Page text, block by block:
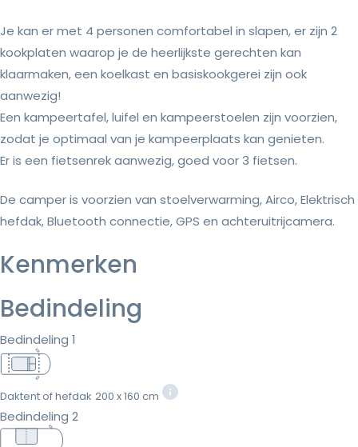
Je kan er met 4 personen comfortabel in slapen, er zijn 2
kookplaten waarop je de heerlijkste gerechten kan
klaarmaken, een koelkast en basiskookgerei zijn ook
aanwezig!
Een kampeertafel, luifel en kampeerstoelen zijn voorzien,
zodat je optimaal van je kampeerplaats kan genieten.
Er is een fietsenrek aanwezig, goed voor 3 fietsen.
De camper is voorzien van stoelverwarming, Airco, Elektrisch
hefdak, Bluetooth connectie, GPS en achteruitrijcamera.
Kenmerken
Bedindeling
Bedindeling 1
Daktent of hefdak 200 x 160 cm
Bedindeling 2